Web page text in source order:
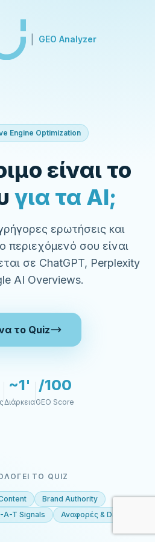
GEO Analyzer
Engine Optimization
είναι το
για τα AI;
ερωτήσεις και
σου είναι
σε ChatGPT, Perplexity
AI Overviews.
το Quiz
~1'
Διάρκεια
/100
GEO Score
ΤΟ QUIZ
Brand Authority
A-T Signals Αναφορές & Data